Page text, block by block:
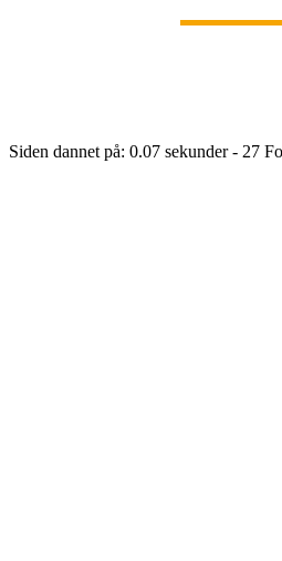
Siden dannet på: 0.07 sekunder - 27